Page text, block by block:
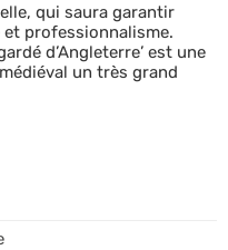
qui saura garantir
professionnalisme.
d’Angleterre’ est une
un très grand